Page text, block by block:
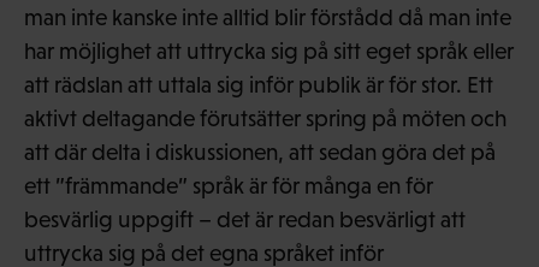
man inte kanske inte alltid blir förstådd då man inte
har möjlighet att uttrycka sig på sitt eget språk eller
att rädslan att uttala sig inför publik är för stor. Ett
aktivt deltagande förutsätter spring på möten och
att där delta i diskussionen, att sedan göra det på
ett ”främmande” språk är för många en för
besvärlig uppgift – det är redan besvärligt att
uttrycka sig på det egna språket inför